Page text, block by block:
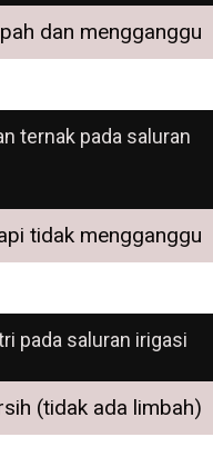
dan mengganggu
ternak pada saluran
tidak mengganggu
pada saluran irigasi
(tidak ada limbah)